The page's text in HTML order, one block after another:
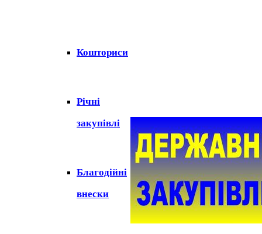
Кошториси
Річні
закупівлі
Благодійні
внески